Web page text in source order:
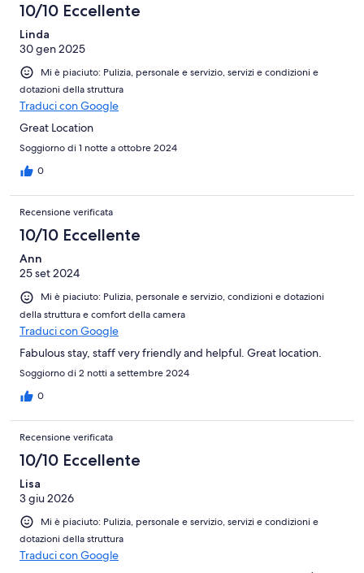
10/10 Eccellente
Linda
30 gen 2025
Mi è piaciuto: Pulizia, personale e servizio, servizi e condizioni e
dotazioni della struttura
Traduci con Google
Great Location
Soggiorno di 1 notte a ottobre 2024
0
Recensione verificata
10/10 Eccellente
Ann
25 set 2024
Mi è piaciuto: Pulizia, personale e servizio, condizioni e dotazioni
della struttura e comfort della camera
Traduci con Google
Fabulous stay, staff very friendly and helpful. Great location.
Soggiorno di 2 notti a settembre 2024
0
Recensione verificata
10/10 Eccellente
Lisa
3 giu 2026
Mi è piaciuto: Pulizia, personale e servizio, servizi e condizioni e
dotazioni della struttura
Traduci con Google